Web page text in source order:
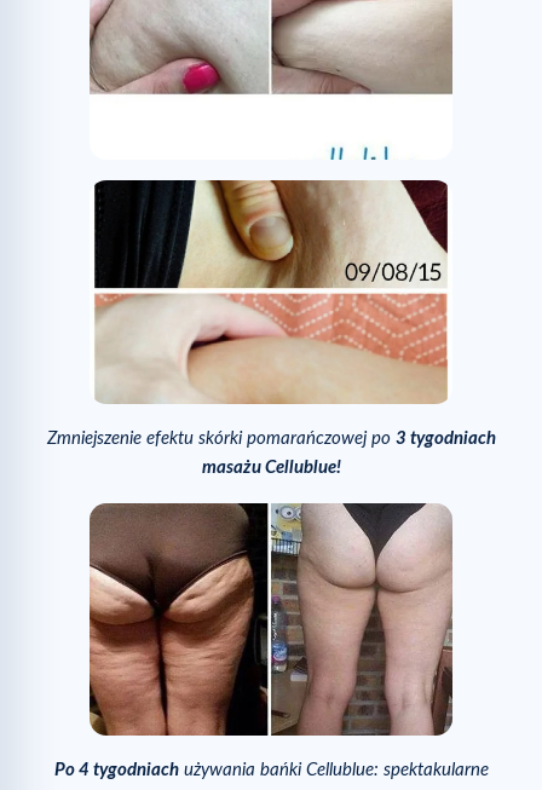
Zmniejszenie efektu skórki pomarańczowej po 3 tygodniach
masażu Cellublue!
Po 4 tygodniachużywania bańki Cellublue: spektakularne